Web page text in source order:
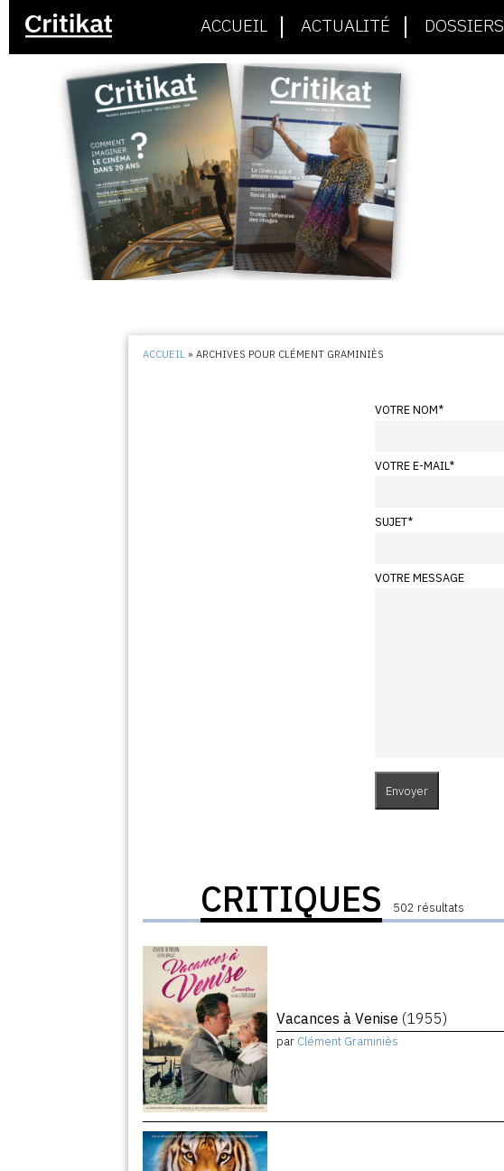
ACCUEIL ACTUALITÉ DOSSIERS
ACCUEIL »ARCHIVES POUR CLÉMENT GRAMINIÈS
VOTRE NOM*
VOTRE E-MAIL*
SUJET*
VOTRE MESSAGE
CRITIQUES 502 résultats
Vacances à Venise (1955)
par Clément Graminiès